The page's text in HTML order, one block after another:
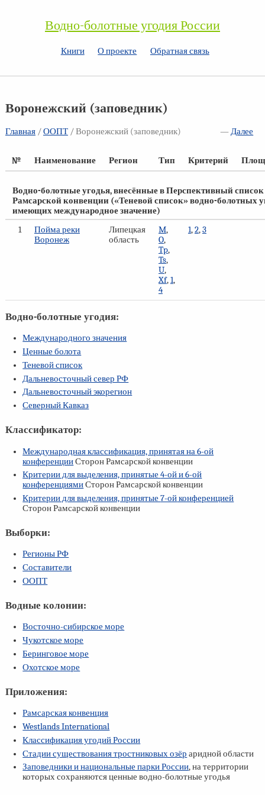
Водно-болотные угодия России
Книги О проекте Обратная связь
Воронежский (заповедник)
Главная/ —Далее
ООПТ/ Воронежский (заповедник)
№ Наименование Регион Тип Критерий
Водно-болотные угодья, внесённые в Перспективный список
Рамсарской конвенции («Теневой список» водно-болотных
имеющих международное значение)
1
Пойма реки
Воронеж
Липецкая
область
M,
O,
Tp,
Ts,
U,
Xf,1,
4
1,2,3
Водно-болотные угодия:
Международного значения
Ценные болота
Теневой список
Дальневосточный север РФ
Дальневосточный экорегион
Северный Кавказ
Классификатор:
Международная классификация, принятая на6-ой
конференцииСторон Рамсарской конвенции
Критерии для выделения, принятые4-ойи6-ой
конференциямиСторон Рамсарской конвенции
Критерии для выделения, принятые7-ойконференцией
Сторон Рамсарской конвенции
Выборки:
Регионы РФ
Составители
ООПТ
Водные колонии:
Восточно-сибирское море
Чукотское море
Беринговое море
Охотское море
Приложения:
Рамсарская конвенция
Westlands International
Классификация угодий России
Стадии существования тростниковых озёр аридной области
Заповедники и национальные парки России, на территории
которых сохраняются ценные водно-болотные угодья